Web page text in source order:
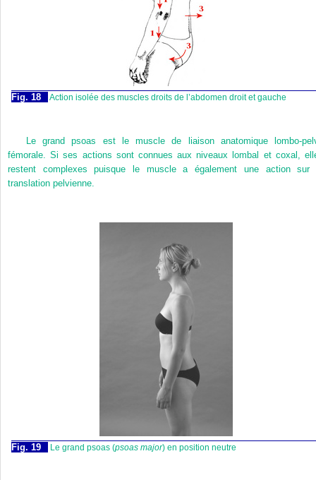
Fig. 18 Action isolée des muscles droits de l’abdomen droit et gauche
Le grand psoas est le muscle de liaison anatomique lombo-
fémorale. Si ses actions sont connues aux niveaux lombal et coxal,
restent complexes puisque le muscle a également une action sur
translation pelvienne.
Fig. 19 Le grand psoas (psoas major) en position neutre